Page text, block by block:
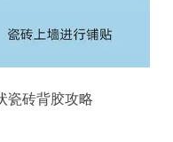
瓷砖背胶攻略